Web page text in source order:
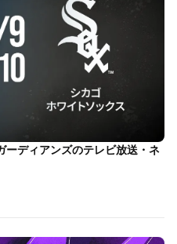
ーディアンズのテレビ放送・ネ